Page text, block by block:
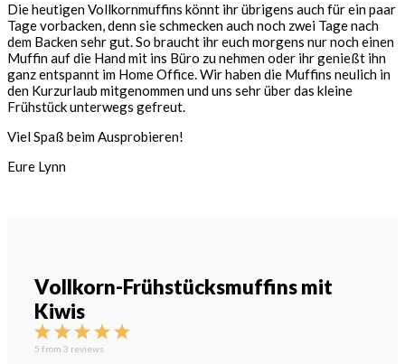
Die heutigen Vollkornmuffins könnt ihr übrigens auch für ein paar
Tage vorbacken, denn sie schmecken auch noch zwei Tage nach
dem Backen sehr gut. So braucht ihr euch morgens nur noch einen
Muffin auf die Hand mit ins Büro zu nehmen oder ihr genießt ihn
ganz entspannt im Home Office. Wir haben die Muffins neulich in
den Kurzurlaub mitgenommen und uns sehr über das kleine
Frühstück unterwegs gefreut.
Viel Spaß beim Ausprobieren!
Eure Lynn
Vollkorn-Frühstücksmuffins mit
Kiwis
5
4
3
Stars
2
Stars
1
Star
5 from 3 reviews